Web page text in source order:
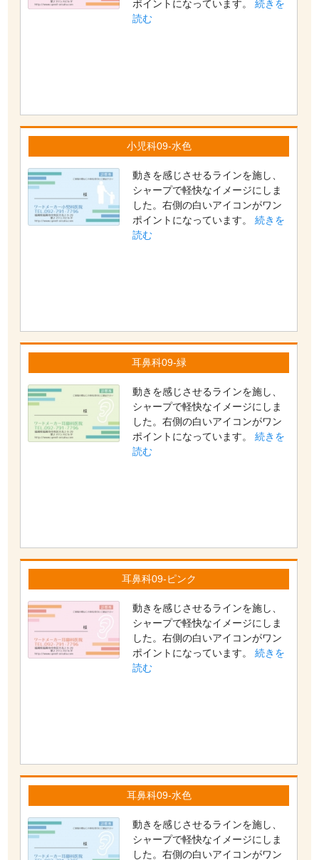
ポイントになっています。続きを
読む
小児科09-水色
動きを感じさせるラインを施し、
シャープで軽快なイメージにしま
した。右側の白いアイコンがワン
ポイントになっています。続きを
読む
耳鼻科09-緑
動きを感じさせるラインを施し、
シャープで軽快なイメージにしま
した。右側の白いアイコンがワン
ポイントになっています。続きを
読む
耳鼻科09-ピンク
動きを感じさせるラインを施し、
シャープで軽快なイメージにしま
した。右側の白いアイコンがワン
ポイントになっています。続きを
読む
耳鼻科09-水色
動きを感じさせるラインを施し、
シャープで軽快なイメージにしま
した。右側の白いアイコンがワン